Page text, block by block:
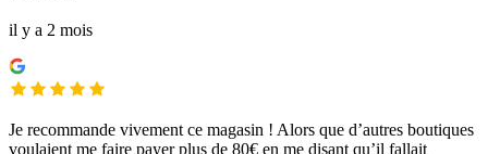
il y a 2 mois
Je recommande vivement ce magasin ! Alors que d’autres boutiques
voulaient me faire payer plus de 80€ en me disant qu’il fallait